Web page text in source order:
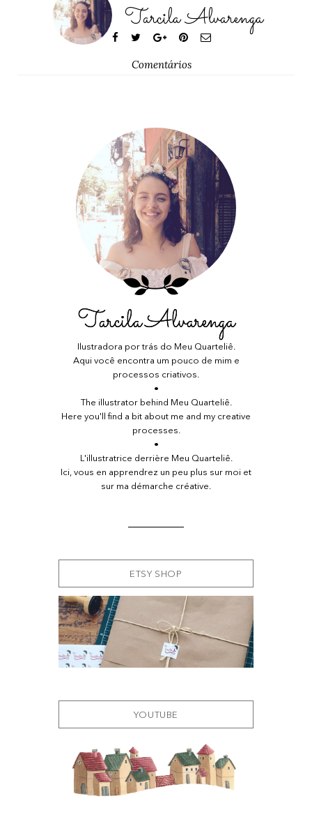
Tarcila Alvarenga
Comentários
Tarcila Alvarenga
Ilustradora por trás do Meu Quarteliê.
Aqui você encontra um pouco de mim e
processos criativos.
•
The illustrator behind Meu Quarteliê.
Here you'll find a bit about me and my creative
processes.
•
L'illustratrice derrière Meu Quarteliê.
Ici, vous en apprendrez un peu plus sur moi et
sur ma démarche créative.
ETSY SHOP
YOUTUBE